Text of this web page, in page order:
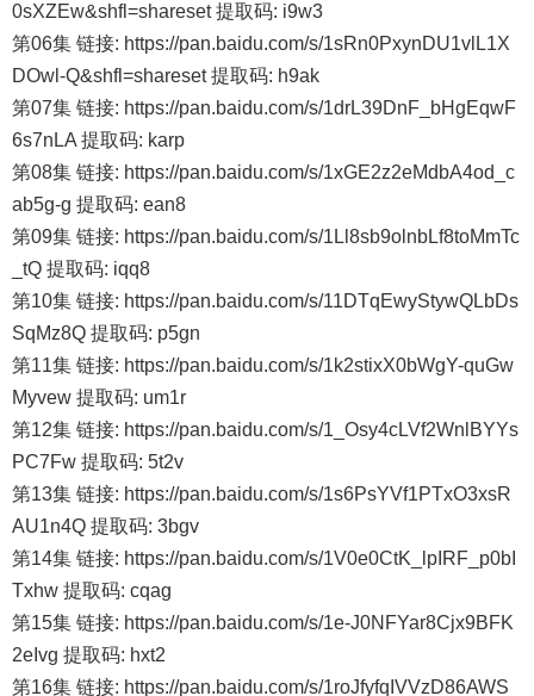
0sXZEw&shfl=shareset 提取码: i9w3
第06集 链接: https://pan.baidu.com/s/1sRn0PxynDU1vlL1X
DOwl-Q&shfl=shareset 提取码: h9ak
第07集 链接: https://pan.baidu.com/s/1drL39DnF_bHgEqwF
6s7nLA 提取码: karp
第08集 链接: https://pan.baidu.com/s/1xGE2z2eMdbA4od_c
ab5g-g 提取码: ean8
第09集 链接: https://pan.baidu.com/s/1Ll8sb9olnbLf8toMmTc
_tQ 提取码: iqq8
第10集 链接: https://pan.baidu.com/s/11DTqEwyStywQLbDs
SqMz8Q 提取码: p5gn
第11集 链接: https://pan.baidu.com/s/1k2stixX0bWgY-quGw
Myvew 提取码: um1r
第12集 链接: https://pan.baidu.com/s/1_Osy4cLVf2WnlBYYs
PC7Fw 提取码: 5t2v
第13集 链接: https://pan.baidu.com/s/1s6PsYVf1PTxO3xsR
AU1n4Q 提取码: 3bgv
第14集 链接: https://pan.baidu.com/s/1V0e0CtK_lpIRF_p0bI
Txhw 提取码: cqag
第15集 链接: https://pan.baidu.com/s/1e-J0NFYar8Cjx9BFK
2eIvg 提取码: hxt2
第16集 链接: https://pan.baidu.com/s/1roJfyfqIVVzD86AWS